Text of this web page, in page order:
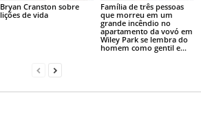
Bryan Cranston sobre
lições de vida
Família de três pessoas
que morreu em um
grande incêndio no
apartamento da vovó em
Wiley Park se lembra do
homem como gentil e...